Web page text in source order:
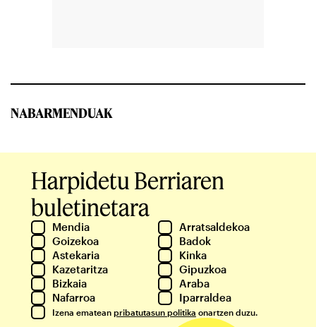
NABARMENDUAK
Harpidetu Berriaren
buletinetara
Mendia
Arratsaldekoa
Goizekoa
Badok
Astekaria
Kinka
Kazetaritza
Gipuzkoa
Bizkaia
Araba
Nafarroa
Iparraldea
Izena ematean pribatutasun politika onartzen duzu.